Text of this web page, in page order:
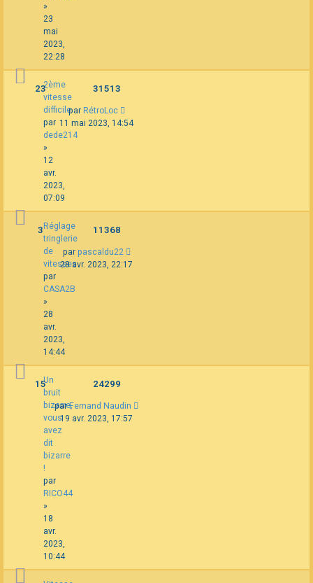
»
23
mai
2023,
22:28
2ème
vitesse
difficile
par
dede214
»
12
avr.
2023,
07:09
23 31513
par RétroLoc
11 mai 2023, 14:54
Réglage
tringlerie
de
vitesses
par
CASA2B
»
28
avr.
2023,
14:44
3 11368
par pascaldu22
28 avr. 2023, 22:17
Un
bruit
bizarre,
vous
avez
dit
bizarre
!
par
RICO44
»
18
avr.
2023,
10:44
15 24299
parFernand Naudin
19 avr. 2023, 17:57